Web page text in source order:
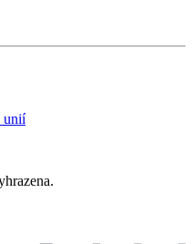
unií